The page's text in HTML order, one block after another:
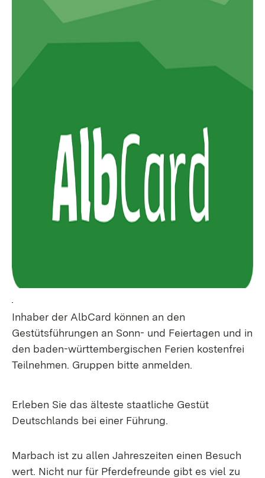
Inhaber der AlbCard können an den
Gestütsführungen an Sonn- und Feiertagen und in
den baden-württembergischen Ferien kostenfrei
Teilnehmen. Gruppen bitte anmelden.
Erleben Sie das älteste staatliche Gestüt
Deutschlands bei einer Führung.
Marbach ist zu allen Jahreszeiten einen Besuch
wert. Nicht nur für Pferdefreunde gibt es viel zu